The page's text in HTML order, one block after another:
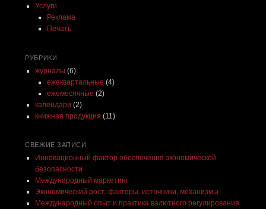
Услуги
Реклама
Печать
РУБРИКИ
журналы (6)
ежеквартальные (4)
ежемесячные (2)
календари (2)
книжная продукция (11)
СВЕЖИЕ ЗАПИСИ
Инновационный фактор обеспечения экономической
безопасности
Международный маркетинг
Экономический рост: факторы, источники, механизмы
Международный опыт и практика валютного регулирования